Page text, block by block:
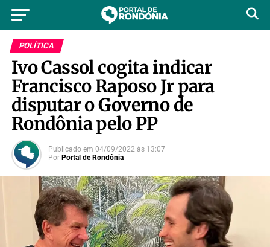
POLÍTICA
Ivo Cassol cogita indicar
Francisco Raposo Jr para
disputar o Governo de
Rondônia pelo PP
Publicado em 04/09/2022 às 13:07
Por Portal de Rondônia